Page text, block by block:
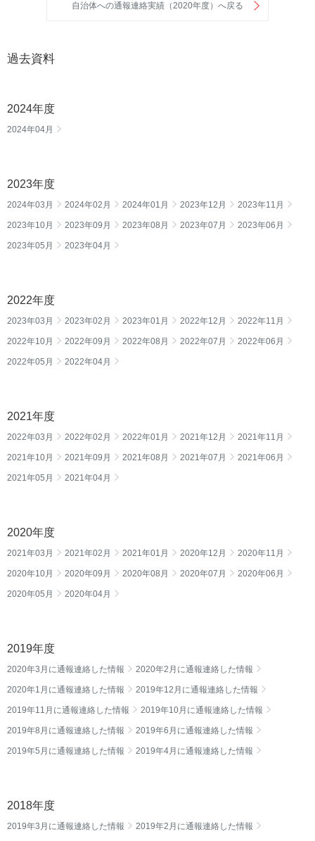
自治体への通報連絡実績（2020年度）へ戻る
過去資料
2024年度
2024年04月
2023年度
2024年03月 2024年02月 2024年01月 2023年12月 2023年11月
2023年10月 2023年09月 2023年08月 2023年07月 2023年06月
2023年05月 2023年04月
2022年度
2023年03月 2023年02月 2023年01月 2022年12月 2022年11月
2022年10月 2022年09月 2022年08月 2022年07月 2022年06月
2022年05月 2022年04月
2021年度
2022年03月 2022年02月 2022年01月 2021年12月 2021年11月
2021年10月 2021年09月 2021年08月 2021年07月 2021年06月
2021年05月 2021年04月
2020年度
2021年03月 2021年02月 2021年01月 2020年12月 2020年11月
2020年10月 2020年09月 2020年08月 2020年07月 2020年06月
2020年05月 2020年04月
2019年度
2020年3月に通報連絡した情報 2020年2月に通報連絡した情報
2020年1月に通報連絡した情報 2019年12月に通報連絡した情報
2019年11月に通報連絡した情報 2019年10月に通報連絡した情報
2019年8月に通報連絡した情報 2019年6月に通報連絡した情報
2019年5月に通報連絡した情報 2019年4月に通報連絡した情報
2018年度
2019年3月に通報連絡した情報 2019年2月に通報連絡した情報